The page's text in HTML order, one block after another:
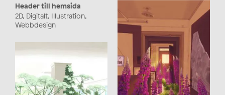
Header till hemsida
2D, Digitalt, Illustration,
Webbdesign